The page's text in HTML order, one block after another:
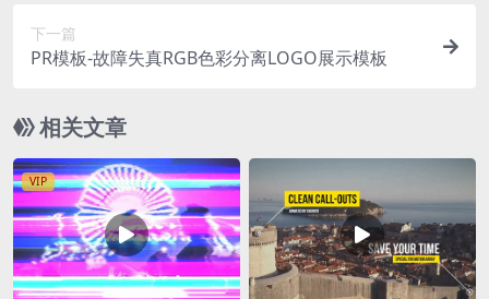
下一篇
PR模板-故障失真RGB色彩分离LOGO展示模板
相关文章
VIP